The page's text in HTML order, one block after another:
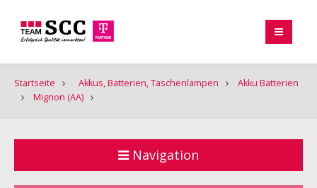
Startseite Akkus, Batterien, Taschenlampen
Akku Batterien
Mignon (AA)
Navigation